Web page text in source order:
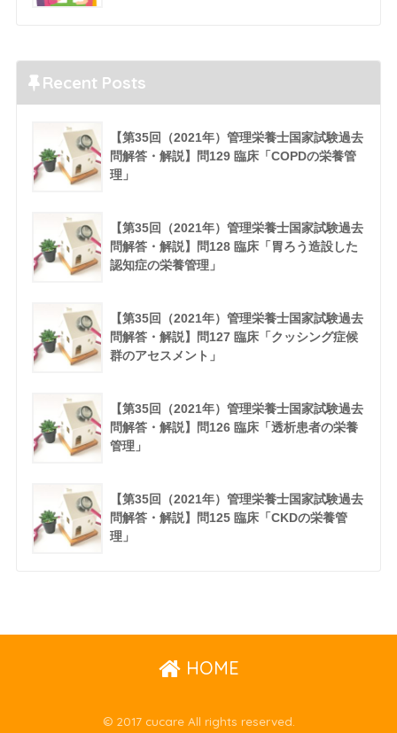
Recent Posts
【第35回（2021年）管理栄養士国家試験過去
問解答・解説】問129 臨床「COPDの栄養管
理」
【第35回（2021年）管理栄養士国家試験過去
問解答・解説】問128 臨床「胃ろう造設した
認知症の栄養管理」
【第35回（2021年）管理栄養士国家試験過去
問解答・解説】問127 臨床「クッシング症候
群のアセスメント」
【第35回（2021年）管理栄養士国家試験過去
問解答・解説】問126 臨床「透析患者の栄養
管理」
【第35回（2021年）管理栄養士国家試験過去
問解答・解説】問125 臨床「CKDの栄養管
理」
HOME
© 2017 cucare All rights reserved.